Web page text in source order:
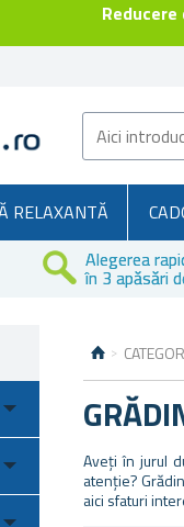
RELAXANTĂ
Alegerea
în 3 apăsări
Aveți în jurul
atenție?
aici sfaturi